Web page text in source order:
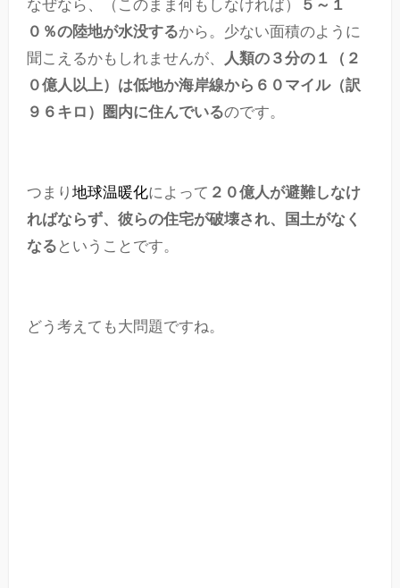
なぜなら、（このまま何もしなければ）
５～１
０％の陸地が水没するから。少ない面積のように
聞こえるかもしれませんが、
人類の３分の１（２
０億人以上）は低地か海岸線から６０マイル（訳
９６キロ）圏内に住んでいるのです。
つまり 地球温暖化によって ２０億人が避難しなけ
ればならず、彼らの住宅が破壊され、国土がなく
なる ということです。
どう考えても大問題ですね。